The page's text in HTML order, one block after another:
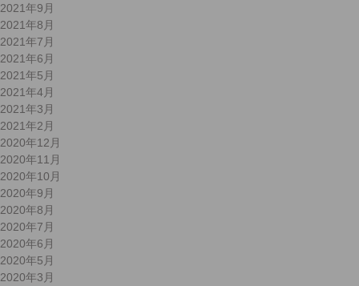
2021年9月
2021年8月
2021年7月
2021年6月
2021年5月
2021年4月
2021年3月
2021年2月
2020年12月
2020年11月
2020年10月
2020年9月
2020年8月
2020年7月
2020年6月
2020年5月
2020年3月